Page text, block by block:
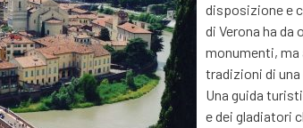
disposizione e
di Verona ha
monumenti, ma
tradizioni di una
Una guida
e dei gladiatori